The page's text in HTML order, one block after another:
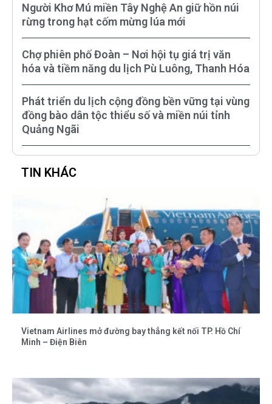
Người Khơ Mú miền Tây Nghệ An giữ hồn núi
rừng trong hạt cốm mừng lúa mới
Chợ phiên phố Đoàn – Nơi hội tụ giá trị văn
hóa và tiềm năng du lịch Pù Luông, Thanh Hóa
Phát triển du lịch cộng đồng bền vững tại vùng
đồng bào dân tộc thiểu số và miền núi tỉnh
Quảng Ngãi
TIN KHÁC
Vietnam Airlines mở đường bay thẳng kết nối TP. Hồ Chí
Minh – Điện Biên